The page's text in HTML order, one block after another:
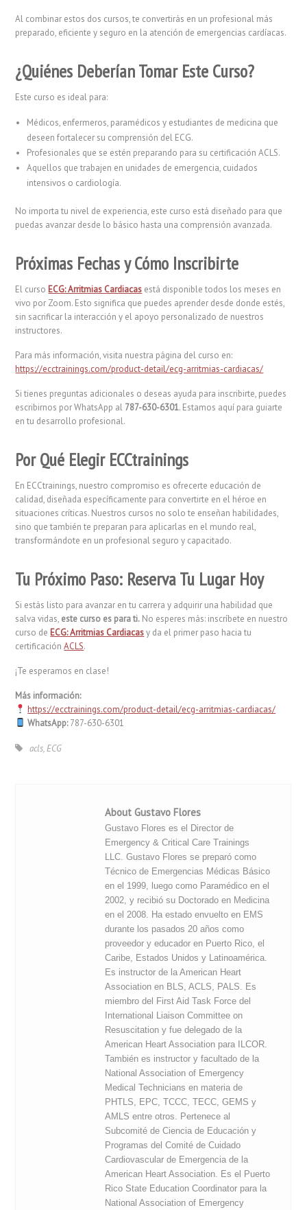
Al combinar estos dos cursos, te convertirás en un profesional más
preparado, eficiente y seguro en la atención de emergencias cardíacas.
¿Quiénes Deberían Tomar Este Curso?
Este curso es ideal para:
Médicos, enfermeros, paramédicos y estudiantes de medicina que
deseen fortalecer su comprensión del ECG.
Profesionales que se estén preparando para su certificación ACLS.
Aquellos que trabajen en unidades de emergencia, cuidados
intensivos o cardiología.
No importa tu nivel de experiencia, este curso está diseñado para que
puedas avanzar desde lo básico hasta una comprensión avanzada.
Próximas Fechas y Cómo Inscribirte
El curso ECG: Arritmias Cardiacas está disponible todos los meses en
vivo por Zoom. Esto significa que puedes aprender desde donde estés,
sin sacrificar la interacción y el apoyo personalizado de nuestros
instructores.
Para más información, visita nuestra página del curso en:
https://ecctrainings.com/product-detail/ecg-arritmias-cardiacas/
Si tienes preguntas adicionales o deseas ayuda para inscribirte, puedes
escribirnos por WhatsApp al 787-630-6301. Estamos aquí para guiarte
en tu desarrollo profesional.
Por Qué Elegir ECCtrainings
En ECCtrainings, nuestro compromiso es ofrecerte educación de
calidad, diseñada específicamente para convertirte en el héroe en
situaciones críticas. Nuestros cursos no solo te enseñan habilidades,
sino que también te preparan para aplicarlas en el mundo real,
transformándote en un profesional seguro y capacitado.
Tu Próximo Paso: Reserva Tu Lugar Hoy
Si estás listo para avanzar en tu carrera y adquirir una habilidad que
salva vidas, este curso es para ti. No esperes más: inscríbete en nuestro
curso de ECG: Arritmias Cardiacasy da el primer paso hacia tu
certificaciónACLS.
¡Te esperamos en clase!
Más información:
https://ecctrainings.com/product-detail/ecg-arritmias-cardiacas/
WhatsApp:787-630-6301
acls,ECG
About Gustavo Flores
Gustavo Flores es el Director de
Emergency & Critical Care Trainings
LLC. Gustavo Flores se preparó como
Técnico de Emergencias Médicas Básico
en el 1999, luego como Paramédico en el
2002, y recibió su Doctorado en Medicina
en el 2008. Ha estado envuelto en EMS
durante los pasados 20 años como
proveedor y educador en Puerto Rico, el
Caribe, Estados Unidos y Latinoamérica.
Es instructor de la American Heart
Association en BLS, ACLS, PALS. Es
miembro del First Aid Task Force del
International Liaison Committee on
Resuscitation y fue delegado de la
American Heart Association para ILCOR.
También es instructor y facultado de la
National Association of Emergency
Medical Technicians en materia de
PHTLS, EPC, TCCC, TECC, GEMS y
AMLS entre otros. Pertenece al
Subcomité de Ciencia de Educación y
Programas del Comité de Cuidado
Cardiovascular de Emergencia de la
American Heart Association. Es el Puerto
Rico State Education Coordinator para la
National Association of Emergency